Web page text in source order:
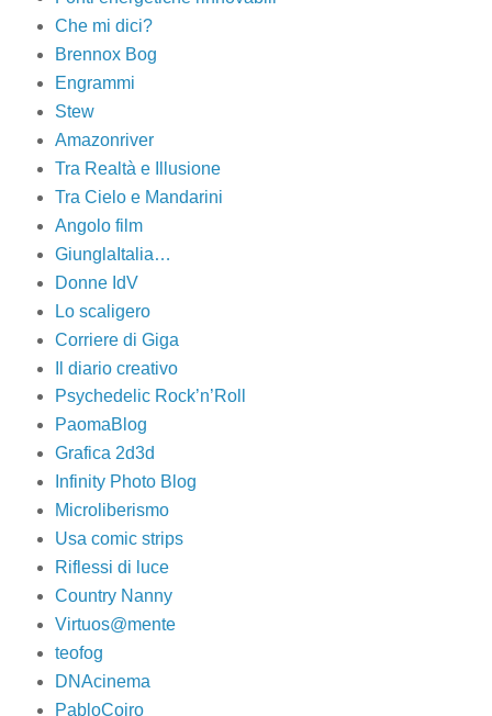
Che mi dici?
Brennox Bog
Engrammi
Stew
Amazonriver
Tra Realtà e Illusione
Tra Cielo e Mandarini
Angolo film
GiunglaItalia…
Donne IdV
Lo scaligero
Corriere di Giga
Il diario creativo
Psychedelic Rock’n’Roll
PaomaBlog
Grafica 2d3d
Infinity Photo Blog
Microliberismo
Usa comic strips
Riflessi di luce
Country Nanny
Virtuos@mente
teofog
DNAcinema
PabloCoiro